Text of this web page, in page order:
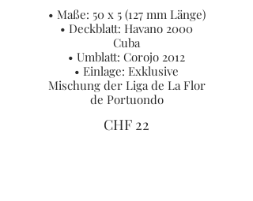
• Maße: 50 x 5 (127 mm Länge)
• Deckblatt: Havano 2000
Cuba
• Umblatt: Corojo 2012
• Einlage: Exklusive
Mischung der Liga de La Flor
de Portuondo
CHF 22